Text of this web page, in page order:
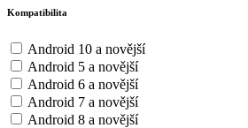
Kompatibilita
Android 10 a novější
Android 5 a novější
Android 6 a novější
Android 7 a novější
Android 8 a novější